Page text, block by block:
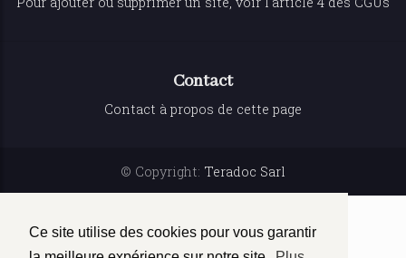
Ce site utilise des cookies pour vous garantir
Contact
Contact à propos de cette page
© Copyright: Teradoc Sarl